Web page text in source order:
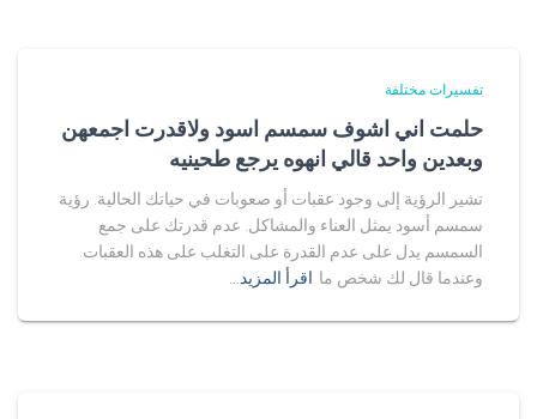
تفسيرات مختلفة
حلمت اني اشوف سمسم اسود ولاقدرت اجمعهن
وبعدين واحد قالي انهوه يرجع طحينيه
تشير الرؤية إلى وجود عقبات أو صعوبات في حياتك الحالية. رؤية
سمسم أسود يمثل العناء والمشاكل. عدم قدرتك على جمع
السمسم يدل على عدم القدرة على التغلب على هذه العقبات.
وعندما قال لك شخص ما اقرأ المزيد…